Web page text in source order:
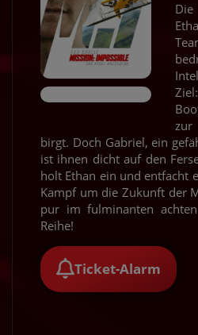
birgt. Doch Gabriel, ein
ist ihnen dicht auf den
holt Ethan ein und entfacht
Kampf um die Zukunft der
pur im fulminanten
Reihe!
Ticket-Alarm